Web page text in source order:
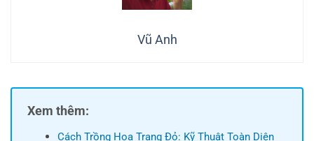
Vũ Anh
Xem thêm:
Cách Trồng Hoa Trang Đỏ: Kỹ Thuật Toàn Diện